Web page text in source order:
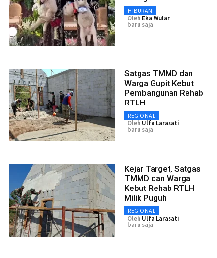
HIBURAN
Oleh Eka Wulan
baru saja
Satgas TMMD dan
Warga Gupit Kebut
Pembangunan Rehab
RTLH
REGIONAL
Oleh Ulfa Larasati
baru saja
Kejar Target, Satgas
TMMD dan Warga
Kebut Rehab RTLH
Milik Puguh
REGIONAL
Oleh Ulfa Larasati
baru saja